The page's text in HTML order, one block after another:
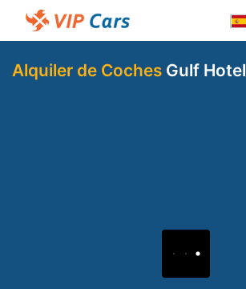
Alquiler de Coches Gulf Hotel